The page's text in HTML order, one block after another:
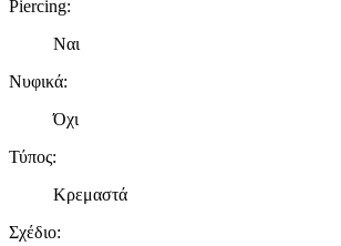
Piercing:
Ναι
Νυφικά:
Όχι
Τύπος:
Κρεμαστά
Σχέδιο: